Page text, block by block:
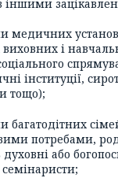
з іншими
медичних
і
інституції,
тощо);
багатодітних
потребами,
або